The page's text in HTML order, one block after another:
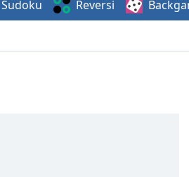
Sudoku Reversi